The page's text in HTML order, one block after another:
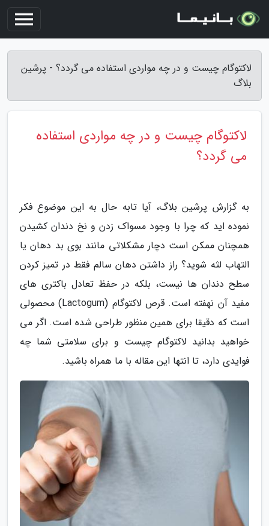
لاکتوگام چیست و در چه مواردی استفاده می گردد؟ - پرشین
بلاگ
لاکتوگام چیست و در چه مواردی استفاده
می گردد؟
به گزارش پرشین بلاگ، آیا تابه حال به این موضوع فکر
نموده اید که چرا با وجود مسواک زدن و نخ دندان کشیدن
همچنان ممکن است دچار مشکلاتی مانند بوی بد دهان یا
التهاب لثه شوید؟ راز داشتن دهان سالم فقط در تمیز کردن
سطح دندان ها نیست، بلکه در حفظ تعادل باکتری های
مفید آن نهفته است. قرص لاکتوگام (Lactogum) محصولی
است که دقیقا برای همین منظور طراحی شده است. اگر می
خواهید بدانید لاکتوگام چیست و برای سلامتی شما چه
فوایدی دارد، تا انتها این مقاله با ما همراه باشید.